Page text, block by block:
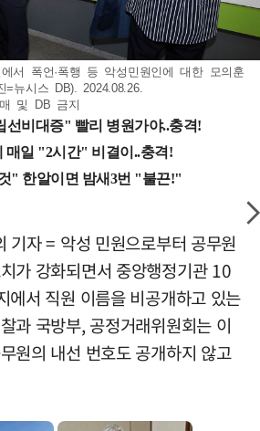
서 폭언·폭행 등 악성민원인에 대한 모의훈
뉴시스 DB). 2024.08.26.
및 DB 금지
기자 = 악성 민원으로부터 공무원
가 강화되면서 중앙행정기관 10
에서 직원 이름을 비공개하고 있는
과 국방부, 공정거래위원회는 이
원의 내선 번호도 공개하지 않고